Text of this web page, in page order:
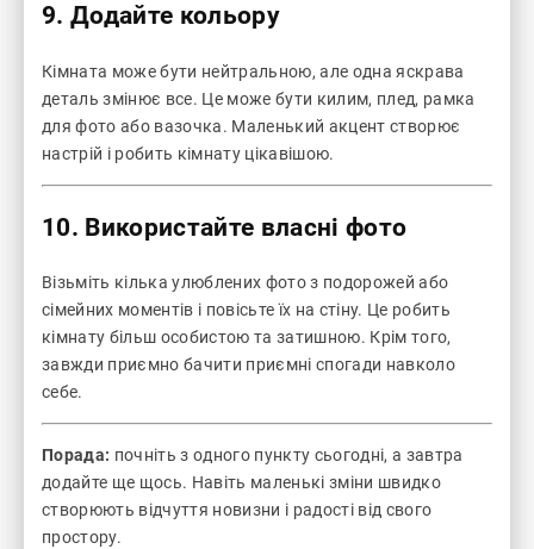
9. Додайте кольору
Кімната може бути нейтральною, але одна яскрава
деталь змінює все. Це може бути килим, плед, рамка
для фото або вазочка. Маленький акцент створює
настрій і робить кімнату цікавішою.
10. Використайте власні фото
Візьміть кілька улюблених фото з подорожей або
сімейних моментів і повісьте їх на стіну. Це робить
кімнату більш особистою та затишною. Крім того,
завжди приємно бачити приємні спогади навколо
себе.
Порада: почніть з одного пункту сьогодні, а завтра
додайте ще щось. Навіть маленькі зміни швидко
створюють відчуття новизни і радості від свого
простору.